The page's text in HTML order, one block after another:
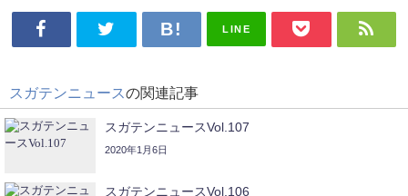
LINE
スガテンニュースの関連記事
スガテンニュースVol.107
2020年1月6日
スガテンニュースVol.106